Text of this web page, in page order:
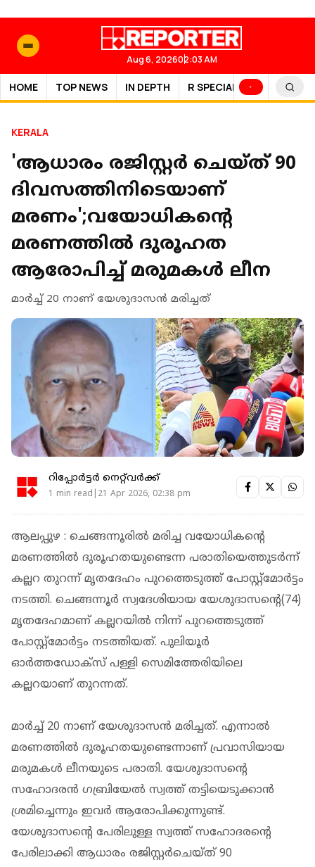
Aug 6, 202602:03 AM
HOME TOP NEWS IN DEPTH R SPECIAL SPORTS
KERALA
'ആധാരം രജിസ്റ്റര്‍ ചെയ്ത് 90
ദിവസത്തിനിടെയാണ്
മരണം';വയോധികന്റെ
മരണത്തില്‍ ദുരൂഹത
ആരോപിച്ച് മരുമകൾ ലീന
മാര്‍ച്ച് 20 നാണ് യേശുദാസന്‍ മരിച്ചത്
റിപ്പോർട്ടർ നെറ്റ്‌വര്‍ക്ക്‌
1 min read|21 Apr 2026, 02:38 pm
ആലപ്പുഴ : ചെങ്ങന്നൂരിൽ മരിച്ച വയോധികന്റെ
മരണത്തില്‍ ദുരൂഹതയുണ്ടെന്ന പരാതിയെത്തുടര്‍ന്ന്
കല്ലറ തുറന്ന് മൃതദേഹം പുറത്തെടുത്ത് പോസ്റ്റ്‌മോര്‍ട്ടം
നടത്തി. ചെങ്ങന്നൂര്‍ സ്വദേശിയായ യേശുദാസന്റെ(74)
മൃതദേഹമാണ് കല്ലറയില്‍ നിന്ന് പുറത്തെടുത്ത്
പോസ്റ്റ്‌മോര്‍ട്ടം നടത്തിയത്. പുലിയൂര്‍
ഓര്‍ത്തഡോക്‌സ് പള്ളി സെമിത്തേരിയിലെ
കല്ലറയാണ് തുറന്നത്.
മാര്‍ച്ച് 20 നാണ് യേശുദാസന്‍ മരിച്ചത്. എന്നാല്‍
മരണത്തില്‍ ദുരൂഹതയുണ്ടെന്നാണ് പ്രവാസിയായ
മരുമകള്‍ ലീനയുടെ പരാതി. യേശുദാസന്റെ
സഹോദരന്‍ ഗബ്രിയേല്‍ സ്വത്ത് തട്ടിയെടുക്കാന്‍
ശ്രമിച്ചെന്നും ഇവര്‍ ആരോപിക്കുന്നുണ്ട്.
യേശുദാസന്റെ പേരിലുള്ള സ്വത്ത് സഹോദരന്റെ
പേരിലാക്കി ആധാരം രജിസ്റ്റർചെയ്ത് 90